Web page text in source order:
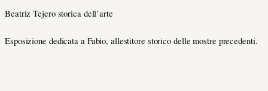
Beatriz Tejero storica dell’arte
Esposizione dedicata a Fabio, allestitore storico delle mostre precedenti.